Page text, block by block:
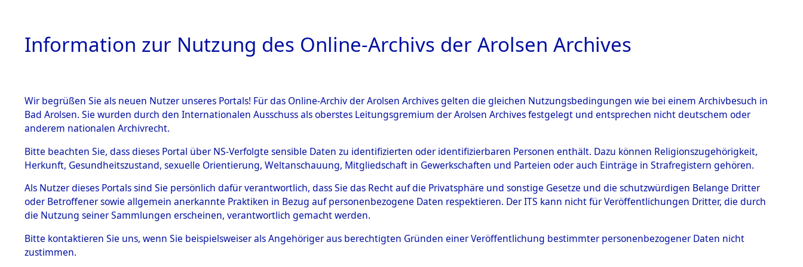
HOME BESTANDSBESCHREIBUNG ARCHIVALE ÜBERSICHT BILD
BESTÄNDE
Inhaftierungsdoku
mente
5. Verschiedenes
Todesmärsche
5.3.1 Alliierte
Nachforschungen des ITS und seiner zuarbeitenden Organe nach
Massengräbern und Einzelgräbern von Staatsangehörigen der
Alliierten und der UN-Staaten in den westlichen
Besatzungszonen (Einzelfälle) ("Grave Checking")→0002
Information zur Nutzung des Online-Archivs der Arolsen Archives
Wir begrüßen Sie als neuen Nutzer unseres Portals! Für das Online-Archiv der Arolsen Archives gelten die gleichen Nutzungsbedingungen wie bei einem Archivbesuch in
Bad Arolsen. Sie wurden durch den Internationalen Ausschuss als oberstes Leitungsgremium der Arolsen Archives festgelegt und entsprechen nicht deutschem oder
anderem nationalen Archivrecht.
Bitte beachten Sie, dass dieses Portal über NS-Verfolgte sensible Daten zu identifizierten oder identifizierbaren Personen enthält. Dazu können Religionszugehörigkeit,
Herkunft, Gesundheitszustand, sexuelle Orientierung, Weltanschauung, Mitgliedschaft in Gewerkschaften und Parteien oder auch Einträge in Strafregistern gehören.
Als Nutzer dieses Portals sind Sie persönlich dafür verantwortlich, dass Sie das Recht auf die Privatsphäre und sonstige Gesetze und die schutzwürdigen Belange Dritter
oder Betroffener sowie allgemein anerkannte Praktiken in Bezug auf personenbezogene Daten respektieren. Der ITS kann nicht für Veröffentlichungen Dritter, die durch
die Nutzung seiner Sammlungen erscheinen, verantwortlich gemacht werden.
Bitte kontaktieren Sie uns, wenn Sie beispielsweiser als Angehöriger aus berechtigten Gründen einer Veröffentlichung bestimmter personenbezogener Daten nicht
zustimmen.